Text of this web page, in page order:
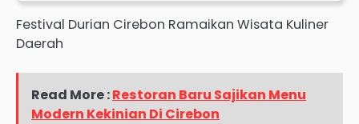
Festival Durian Cirebon Ramaikan Wisata Kuliner
Daerah
Read More :Restoran Baru Sajikan Menu
Modern Kekinian Di Cirebon